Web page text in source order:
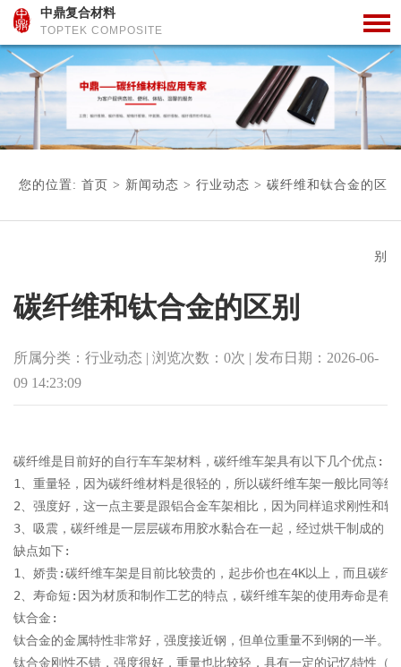
中鼎复合材料
TOPTEK COMPOSITE
您的位置: 首页 > 新闻动态 > 行业动态 > 碳纤维和钛合金的区
别
碳纤维和钛合金的区别
所属分类： 行业动态 | 浏览次数： 0次 | 发布日期： 2026-06-
09 14:23:09
碳纤维是目前好的自行车车架材料，碳纤维车架具有以下几个优点:
1、重量轻，因为碳纤维材料是很轻的，所以碳纤维车架一般比同等
2、强度好，这一点主要是跟铝合金车架相比，因为同样追求刚性和
3、吸震，碳纤维是一层层碳布用胶水黏合在一起，经过烘干制成的
缺点如下:
1、娇贵:碳纤维车架是目前比较贵的，起步价也在4K以上，而且碳
2、寿命短:因为材质和制作工艺的特点，碳纤维车架的使用寿命是
钛合金:
钛合金的金属特性非常好，强度接近钢，但单位重量不到钢的一半。
钛合金刚性不错，强度很好，重量也比较轻，具有一定的记忆特性（